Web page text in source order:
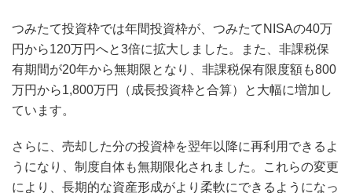
つみたて投資枠では年間投資枠が、つみたてNISAの40万
円から120万円へと3倍に拡大しました。また、非課税保
有期間が20年から無期限となり、非課税保有限度額も800
万円から1,800万円（成長投資枠と合算）と大幅に増加し
ています。
さらに、売却した分の投資枠を翌年以降に再利用できるよ
うになり、制度自体も無期限化されました。これらの変更
により、長期的な資産形成がより柔軟にできるようになっ